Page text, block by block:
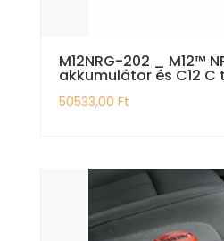
M12NRG-202 _ M12™
akkumulátor és C12 C
50533,00 Ft